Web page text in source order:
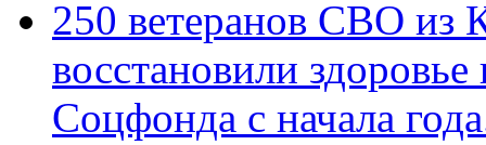
250 ветеранов СВО из
восстановили
Соцфонда с начала